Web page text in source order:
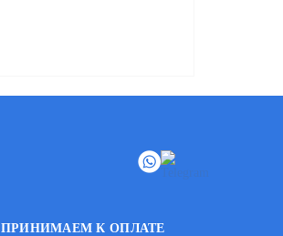
ПРИНИМАЕМ К ОПЛАТЕ